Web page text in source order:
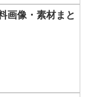
画像・素材まと